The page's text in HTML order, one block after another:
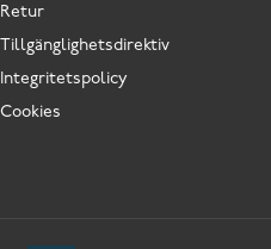
Retur
Tillgänglighetsdirektiv
Integritetspolicy
Cookies